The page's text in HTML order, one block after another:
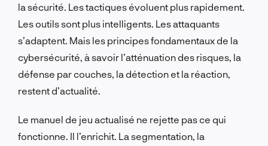
la sécurité. Les tactiques évoluent plus rapidement.
Les outils sont plus intelligents. Les attaquants
s’adaptent. Mais les principes fondamentaux de la
cybersécurité, à savoir l’atténuation des risques, la
défense par couches, la détection et la réaction,
restent d’actualité.
Le manuel de jeu actualisé ne rejette pas ce qui
fonctionne. Il l’enrichit. La segmentation, la